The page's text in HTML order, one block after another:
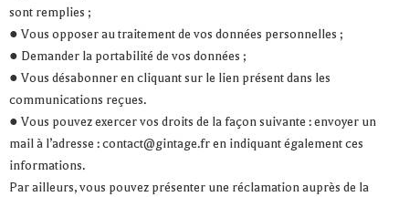
sont remplies ;
● Vous opposer au traitement de vos données personnelles ;
● Demander la portabilité de vos données ;
● Vous désabonner en cliquant sur le lien présent dans les
communications reçues.
● Vous pouvez exercer vos droits de la façon suivante : envoyer un
mail à l’adresse : contact@gintage.fr en indiquant également ces
informations.
Par ailleurs, vous pouvez présenter une réclamation auprès de la